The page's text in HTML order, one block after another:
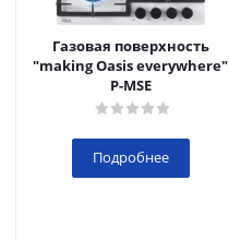
Газовая поверхность
"making Oasis everywhere"
P-MSE
Подробнее